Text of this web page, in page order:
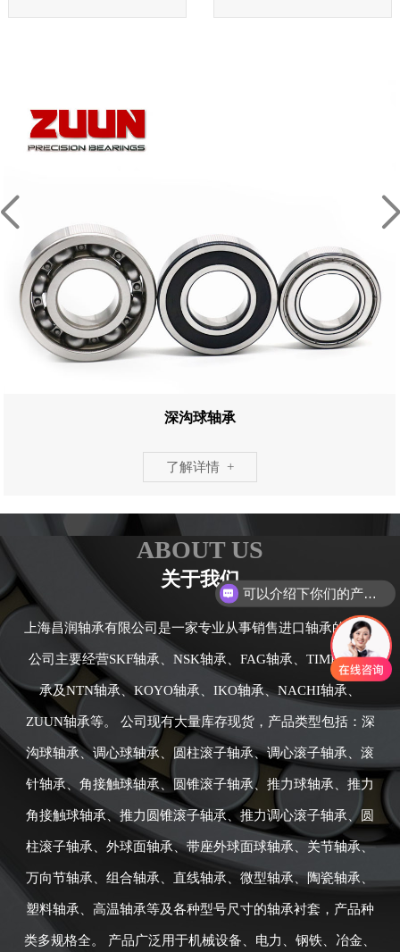
深沟球轴承
了解详情 +
ABOUT US
关于我们
上海昌润轴承有限公司是一家专业从事销售进口轴承的公司,
公司主要经营SKF轴承、NSK轴承、FAG轴承、TIMKEN轴
承及NTN轴承、KOYO轴承、IKO轴承、NACHI轴承、
ZUUN轴承等。 公司现有大量库存现货，产品类型包括：深
沟球轴承、调心球轴承、圆柱滚子轴承、调心滚子轴承、滚
针轴承、角接触球轴承、圆锥滚子轴承、推力球轴承、推力
角接触球轴承、推力圆锥滚子轴承、推力调心滚子轴承、圆
柱滚子轴承、外球面轴承、带座外球面球轴承、关节轴承、
万向节轴承、组合轴承、直线轴承、微型轴承、陶瓷轴承、
塑料轴承、高温轴承等及各种型号尺寸的轴承衬套，产品种
类多规格全。 产品广泛用于机械设备、电力、钢铁、冶金、
你们是怎么收费的呢